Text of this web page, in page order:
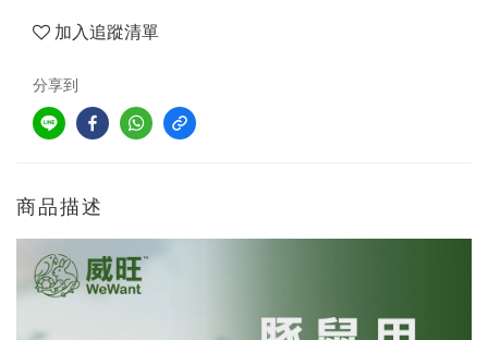
加入追蹤清單
分享到
商品描述